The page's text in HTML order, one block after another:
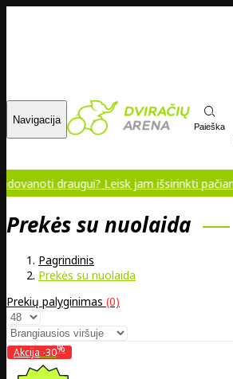
Navigacija
Paieška
Leisk jam išsirinkti pačiam!
Prekės su nuolaida
Pagrindinis
Prekės su nuolaida
Prekių palyginimas (0)
Akcija -30%